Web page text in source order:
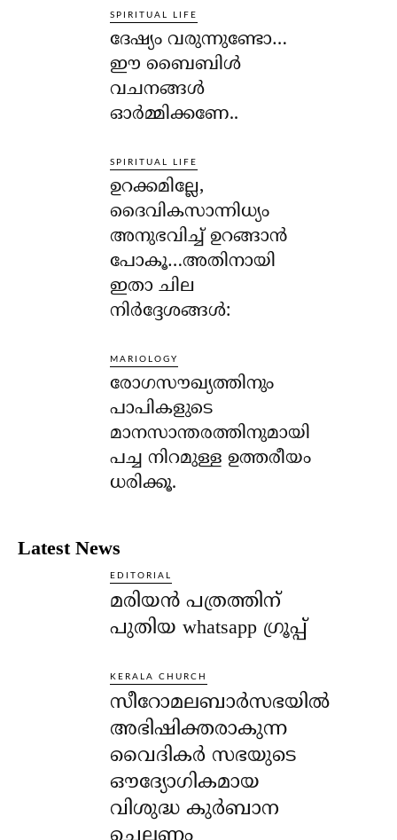
SPIRITUAL LIFE
ദേഷ്യം വരുന്നുണ്ടോ…
ഈ ബൈബിള്‍
വചനങ്ങള്‍
ഓര്‍മ്മിക്കണേ..
SPIRITUAL LIFE
ഉറക്കമില്ലേ,
ദൈവികസാന്നിധ്യം
അനുഭവിച്ച് ഉറങ്ങാന്‍
പോകൂ…അതിനായി
ഇതാ ചില
നിര്‍ദ്ദേശങ്ങള്‍:
MARIOLOGY
രോഗസൗഖ്യത്തിനും
പാപികളുടെ
മാനസാന്തരത്തിനുമായി
പച്ച നിറമുള്ള ഉത്തരീയം
ധരിക്കൂ.
Latest News
EDITORIAL
മരിയൻ പത്രത്തിന്
പുതിയ whatsapp ഗ്രൂപ്പ്
KERALA CHURCH
സീറോമലബാർസഭയിൽ
അഭിഷിക്തരാകുന്ന
വൈദികർ സഭയുടെ
ഔദ്യോഗികമായ
വിശുദ്ധ കുർബാന